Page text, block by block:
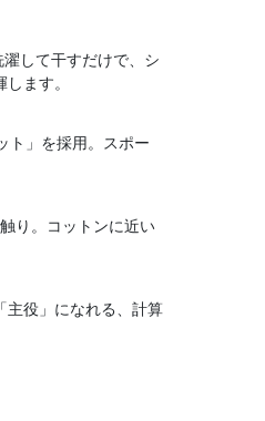
して干すだけで、シ
ます。
ト」を採用。スポー
り。コットンに近い
主役」になれる、計算